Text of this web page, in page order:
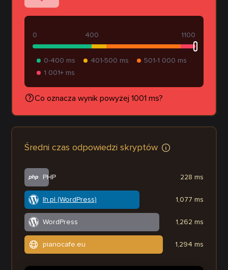
400
0 1100
0-400 ms 401-500 ms
501-1 000 ms
1 001+ ms
Co oznacza wynik powyżej 1001 ms?
Średni czas odpowiedzi skryptów
PHP
lh.pl (WordPress)
WordPress
pianocafe.eu
228 ms
1,077 ms
1,262 ms
1,294 ms